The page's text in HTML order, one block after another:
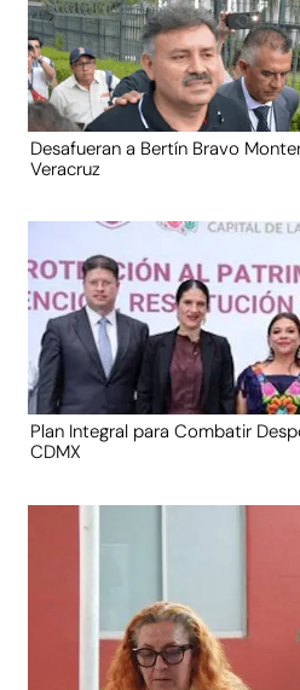
Desafueran a Bertín Bravo
Veracruz
Plan Integral para Combatir
CDMX